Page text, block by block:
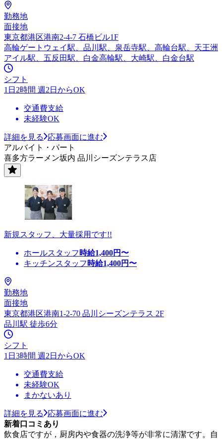
勤務地
面接地
東京都港区港南2-4-7 石橋ビル1F
高輪ゲートウェイ駅、品川駅、泉岳寺駅、高輪台駅、天王洲
アイル駅、五反田駅、白金高輪駅、大崎駅、白金台駅
シフト
1日2時間 週2日からOK
交通費支給
未経験OK
詳細を見る
応募画面に進む
アルバイト・パート
喜多方ラーメン坂内 品川シーズンテラス店
新規スタッフ、大量採用です!!
ホールスタッフ 時給1,400円〜
キッチンスタッフ 時給1,400円〜
勤務地
面接地
東京都港区港南1-2-70 品川シーズンテラス 2F
品川駅 徒歩6分
シフト
1日3時間 週2日からOK
交通費支給
未経験OK
まかないあり
詳細を見る
応募画面に進む
新着口コミあり
飲食店ですが，厨房内や食器の洗浄等が非常に清潔です。自